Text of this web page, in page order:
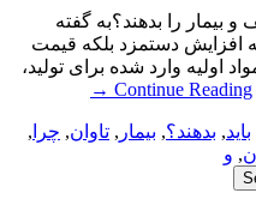
بیمار را بدهند؟به گفته
افزایش دستمزد بلکه قیمت
اولیه وارد شده برای تولید،
Continue Reading
→
باید, بدهند؟, بیمار , تاوان, چرا ,
, و